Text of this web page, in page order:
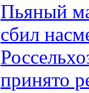
Пьяный
сбил
принято